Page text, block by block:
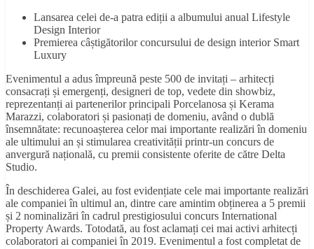
Lansarea celei de-a patra ediții a albumului anual Lifestyle
Design Interior
Premierea câștigătorilor concursului de design interior Smart
Luxury
Evenimentul a adus împreună peste 500 de invitați – arhitecți
consacrați și emergenți, designeri de top, vedete din showbiz,
reprezentanți ai partenerilor principali Porcelanosa și Kerama
Marazzi, colaboratori și pasionați de domeniu, având o dublă
însemnătate: recunoașterea celor mai importante realizări în domeniu
ale ultimului an și stimularea creativității printr-un concurs de
anvergură națională, cu premii consistente oferite de către Delta
Studio.
În deschiderea Galei, au fost evidențiate cele mai importante realizări
ale companiei în ultimul an, dintre care amintim obținerea a 5 premii
și 2 nominalizări în cadrul prestigiosului concurs International
Property Awards. Totodată, au fost aclamați cei mai activi arhitecți
colaboratori ai companiei în 2019. Evenimentul a fost completat de